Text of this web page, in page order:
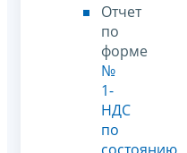
Отчет
по
форме
№
1-
НДС
по